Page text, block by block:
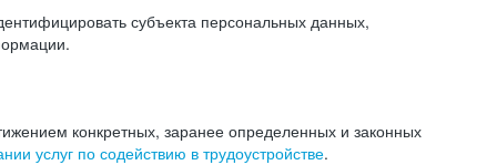
субъекта персональных данных,
конкретных, заранее определенных и законных
услуг по содействию в трудоустройстве.